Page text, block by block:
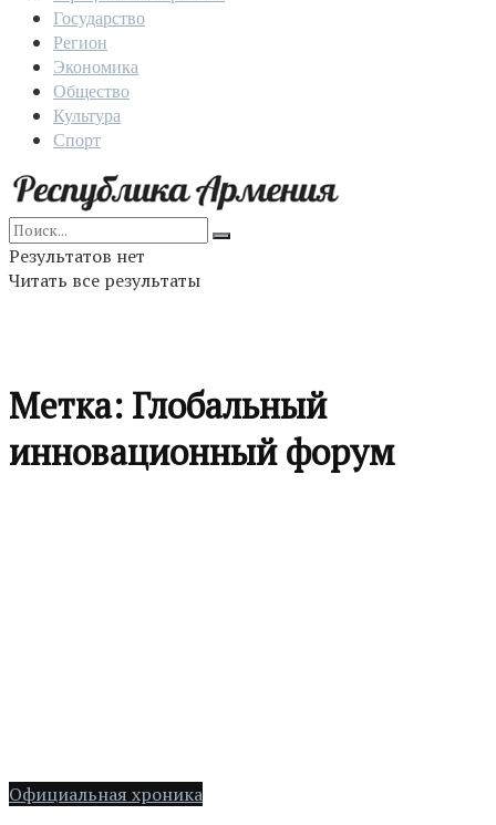
Государство
Регион
Экономика
Общество
Культура
Спорт
Результатов нет
Читать все результаты
Метка: Глобальный
инновационный форум
Официальная хроника